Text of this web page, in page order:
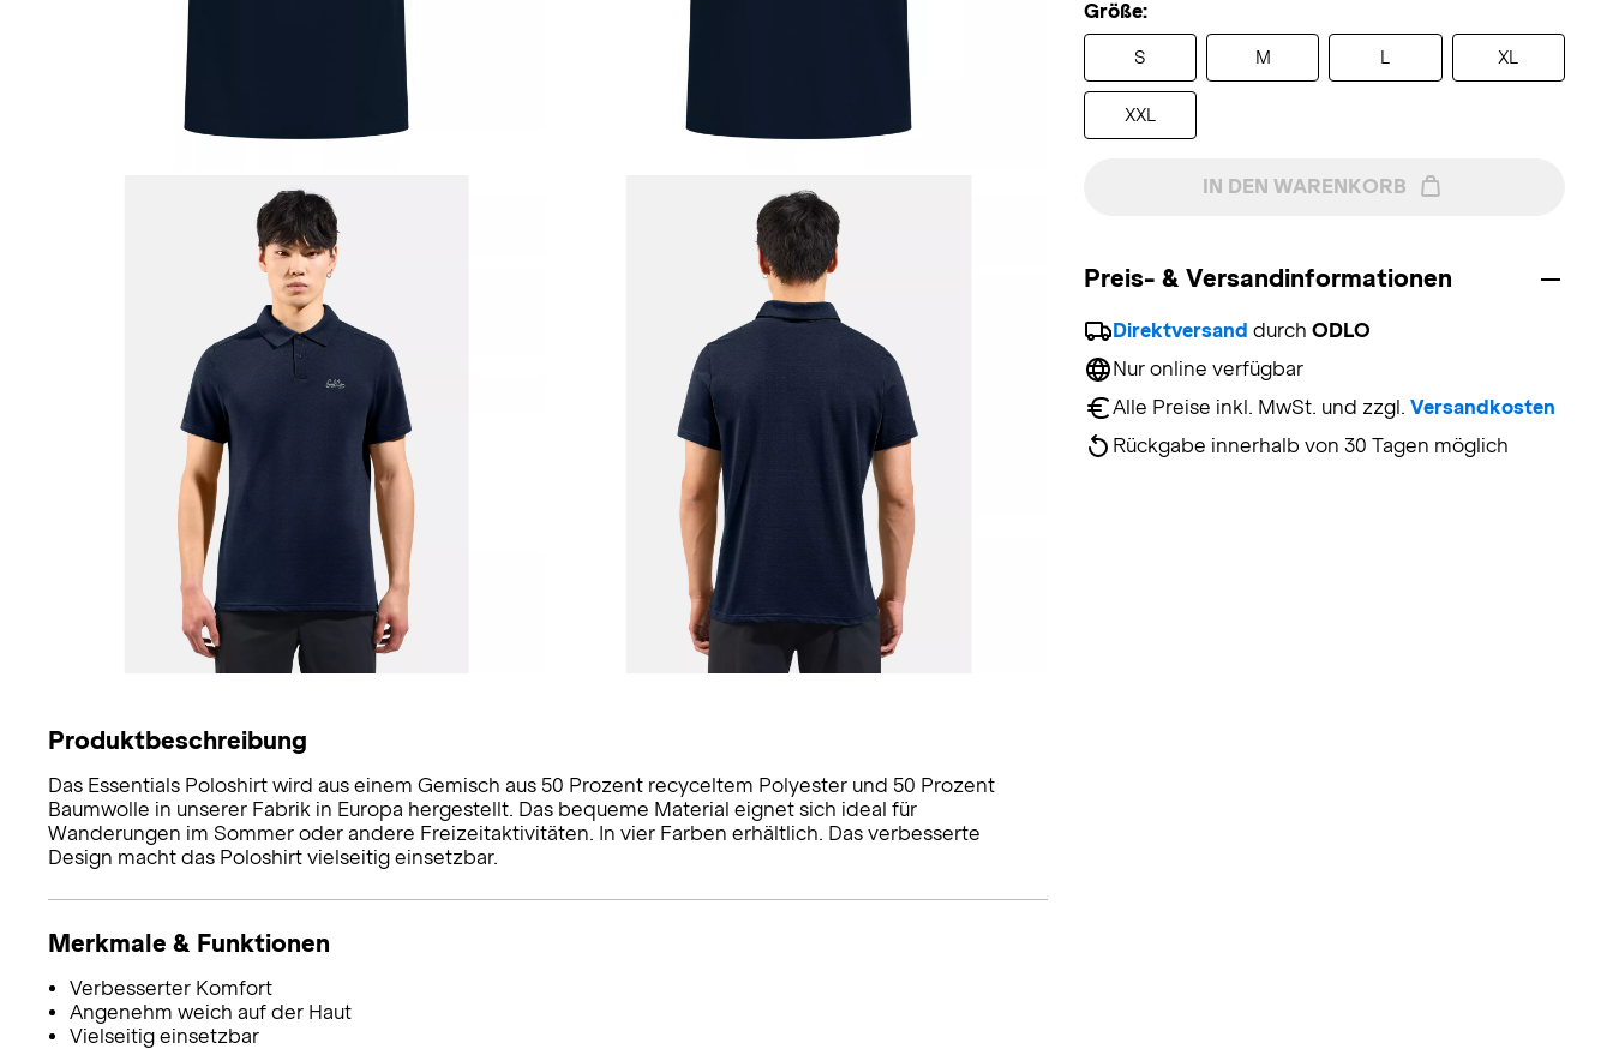
Größe:
S M XL
XXL
IN DEN WARENKORB
Preis- & Versandinformationen
Direktversand durch ODLO
Nur online verfügbar
Alle Preise inkl. MwSt. und zzgl. Versandkosten
Rückgabe innerhalb von 30 Tagen möglich
Produktbeschreibung
Das Essentials Poloshirt wird aus einem Gemisch aus 50 Prozent recyceltem Polyester und 50 Prozent
Baumwolle in unserer Fabrik in Europa hergestellt. Das bequeme Material eignet sich ideal für
Wanderungen im Sommer oder andere Freizeitaktivitäten. In vier Farben erhältlich. Das verbesserte
Design macht das Poloshirt vielseitig einsetzbar.
Merkmale & Funktionen
Verbesserter Komfort
Angenehm weich auf der Haut
Vielseitig einsetzbar